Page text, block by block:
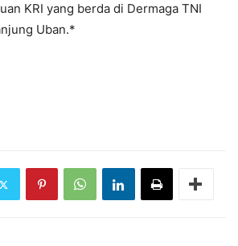
KRI yang berda di Dermaga TNI
Uban.*